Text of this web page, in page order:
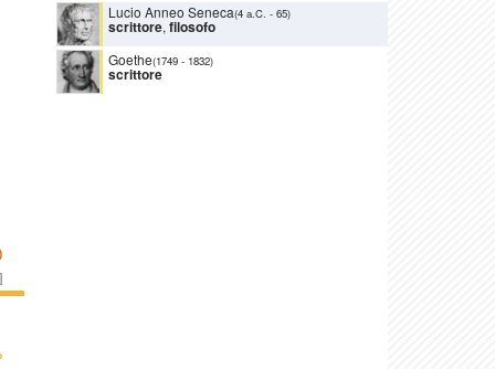
]
Lucio Anneo Seneca(4 a.C. - 65)
scrittore, filosofo
Goethe(1749 - 1832)
scrittore